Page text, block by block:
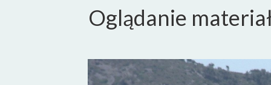
Oglądanie